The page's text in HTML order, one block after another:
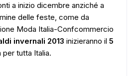
a inizio dicembre anziché a
delle feste, come da
Moda Italia-Confcommercio
invernali 2013 inizieranno il 5
per tutta Italia.